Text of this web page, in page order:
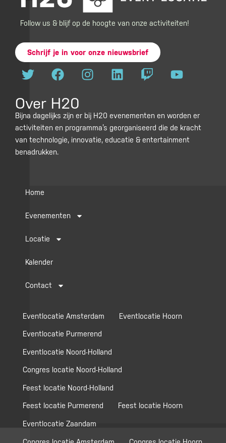
Follow us & blijf op de hoogte van onze activiteiten!
Schrijf je in voor onze nieuwsbrief
T
w
t
t
e
r
F
a
e
b
o
o
k
I
n
a
g
r
L
i
e
d
i
T
w
c
h
Y
o
u
b
e
Over H20
Bijna dagelijks zijn er bij H20 evenementen en worden er
activiteiten en programma’s georganiseerd die de kracht
van technologie, innovatie, educatie & entertainment
benadrukken.
Home
Evenementen
Locatie
Kalender
Contact
Eventlocatie Amsterdam Eventlocatie Hoorn
Eventlocatie Purmerend
Eventlocatie Noord-Holland
Congres locatie Noord-Holland
Feest locatie Noord-Holland
Feest locatie Purmerend Feest locatie Hoorn
Eventlocatie Zaandam